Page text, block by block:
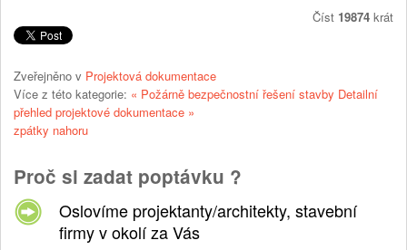
Číst 19874 krát
Zveřejněno v Projektová dokumentace
Více z této kategorie: « Požárně bezpečnostní řešení stavby Detailní
přehled projektové dokumentace »
zpátky nahoru
Proč si zadat poptávku ?
Oslovíme projektanty/architekty, stavební
firmy v okolí za Vás